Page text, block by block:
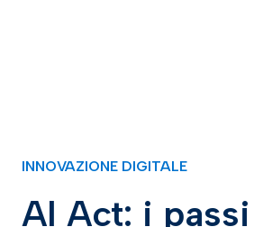
INNOVAZIONE DIGITALE
AI Act: i passi